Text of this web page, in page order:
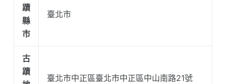
蹟
縣
市
臺北市
古
蹟
臺北市中正區臺北市中正區中山南路21號